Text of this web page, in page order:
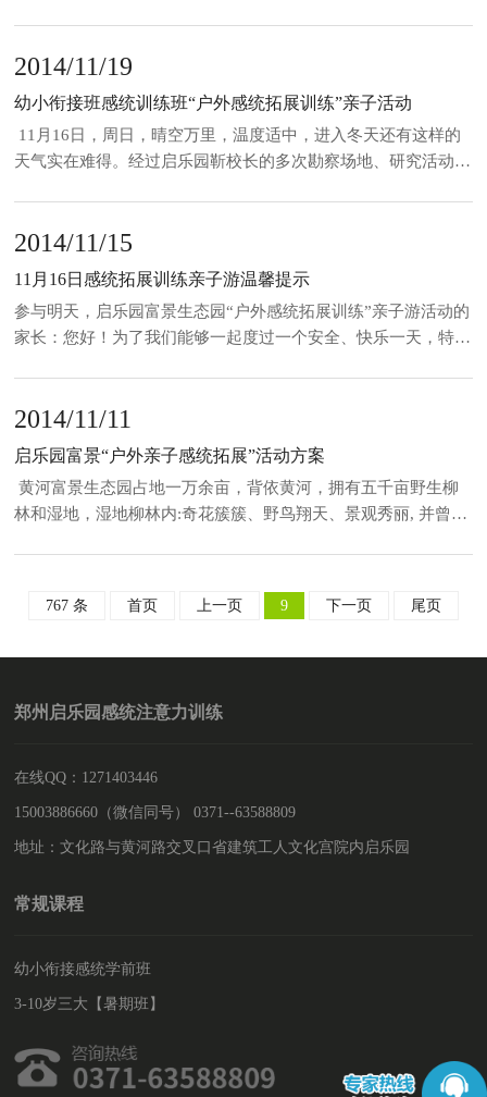
动一：感恩节 “小小售货员”跳蚤市场活动一、活动时间：
2014/11/19
幼小衔接班感统训练班“户外感统拓展训练”亲子活动
11月16日，周日，晴空万里，温度适中，进入冬天还有这样的
天气实在难得。经过启乐园靳校长的多次勘察场地、研究活动项
励”、孩子收获“能力提升”中“嗨翻天”的圆满结束。 &nb
2014/11/15
11月16日感统拓展训练亲子游温馨提示
参与明天，启乐园富景生态园“户外感统拓展训练”亲子游活动的
家长：您好！为了我们能够一起度过一个安全、快乐一天，特温
要早早起了哦。2、安全，请家长在家中对孩子进行安全教育，
4、首先记得给孩子准备午餐和充足的水
2014/11/11
启乐园富景“户外亲子感统拓展”活动方案
黄河富景生态园占地一万余亩，背依黄河，拥有五千亩野生柳
林和湿地，湿地柳林内:奇花簇簇、野鸟翔天、景观秀丽, 并曾拍
塑,使它更加风光旖旎。 刚刚步入初冬时节，为了锻炼孩子的坚
强意志和不怕困难的精神，增加家长与孩子之间的协作、互动，
767 条 首页 上一页 9 下一页 尾页
郑州启乐园感统注意力训练
在线QQ：1271403446
15003886660（微信同号） 0371--63588809
地址：文化路与黄河路交叉口省建筑工人文化宫院内启乐园
常规课程
幼小衔接感统学前班
3-10岁三大【暑期班】